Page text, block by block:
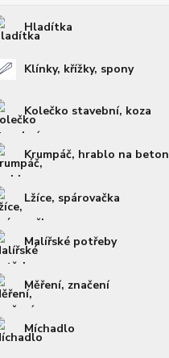
Hladítka
Klínky, křížky, spony
Kolečko stavební, koza
Krumpáč, hrablo na beton
Lžíce, spárovačka
Malířské potřeby
Měření, značení
Míchadlo